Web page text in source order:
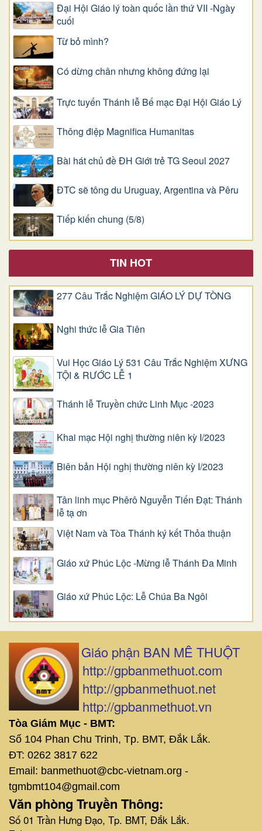
Đại Hội Giáo lý toàn quốc lần thứ VII -Ngày
cuối
Từ bỏ mình?
Có dừng chân nhưng không đứng lại
Trực tuyến Thánh lễ Bế mạc Đại Hội Giáo Lý
Thông điệp Magnifica Humanitas
Bài hát chủ đề ĐH Giới trẻ TG Seoul 2027
ĐTC sẽ tông du Uruguay, Argentina và Pêru
Tiếp kiến chung (5/8)
TIN HOT
277 Câu Trắc Nghiệm GIÁO LÝ DỰ TÒNG
Nghi thức lễ Gia Tiên
Vui Học Giáo Lý 531 Câu Trắc Nghiệm XƯNG
TỘI & RƯỚC LỄ 1
Thánh lễ Truyền chức Linh Mục -2023
Khai mạc Hội nghị thường niên kỳ I/2023
Biên bản Hội nghị thường niên kỳ I/2023
Tân linh mục Phêrô Nguyễn Tiến Đạt: Thánh
lễ tạ ơn
Việt Nam và Tòa Thánh ký kết Thỏa thuận
Giáo xứ Phúc Lộc -Mừng lễ Thánh Đa Minh
Giáo xứ Phúc Lộc: Lễ Chúa Ba Ngôi
Giáo phận BAN MÊ THUỘT
http://gpbanmethuot.com
http://gpbanmethuot.net
http://gpbanmethuot.vn
Tòa Giám Mục - BMT:
Số 104 Phan Chu Trinh, Tp. BMT, Đắk Lắk.
ĐT: 0262 3817 622
Email: banmethuot@cbc-vietnam.org -
tgmbmt104@gmail.com
Văn phòng Truyền Thông:
Số 01 Trần Hưng Đạo, Tp. BMT, Đắk Lắk.